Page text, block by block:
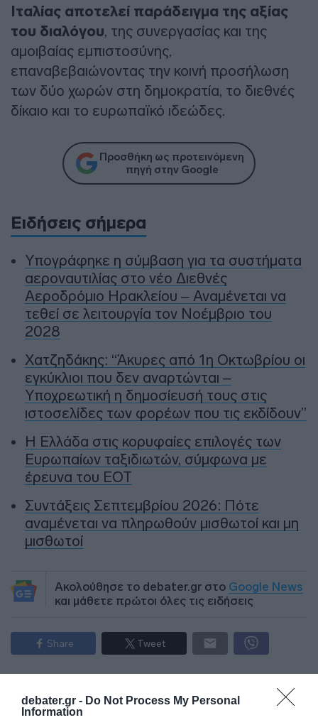
debater.gr - Do Not Process My Personal
Information
Ιταλίας αποτελεί παράδειγμα της αξίας
του διαλόγου, της συνεργασίας και της
αμοιβαίας εμπιστοσύνης,
επαναβεβαιώνοντας την κοινή προσήλωση
των δύο χωρών στη δημοκρατία, το διεθνές
δίκαιο και το ευρωπαϊκό ιδεώδες.
Προσθήκη ως προτεινόμενη
πηγή στην Google
Ειδήσεις σήμερα
Υπογράφηκε η σύμβαση για τα συστήματα
αεροναυτιλίας στο νέο Διεθνές
Αεροδρόμιο Ηρακλείου – Αναμένεται να
τεθεί σε λειτουργία τον Νοέμβριο του
2028
Χατζηδάκης: “Άκυρες από 1η Οκτωβρίου οι
εγκύκλιοι που δεν αναρτώνται –
Υποχρεωτική η δημοσίευσή τους στις
ιστοσελίδες των φορέων που τις εκδίδουν”
Η Ελλάδα στις κορυφαίες επιλογές των
Ευρωπαίων ταξιδιωτών, σύμφωνα με
έρευνα του ΕΟΤ
Συντάξεις Σεπτεμβρίου 2026: Πότε
αναμένεται να πληρωθούν μισθωτοί και μη
μισθωτοί
Ακολούθησε το debater.gr στο Google News
και μάθετε πρώτοι όλες τις ειδήσεις
Share Tweet